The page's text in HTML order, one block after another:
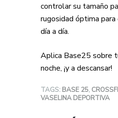
controlar su tamaño
rugosidad óptima
día a día.
Aplica Base25 sobre
noche, ¡y a descansar!
TAGS: BASE 25,
VASELINA DEPORTIVA